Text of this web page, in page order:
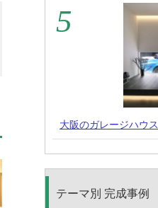
大阪のガレージハウス
テーマ別 完成事例